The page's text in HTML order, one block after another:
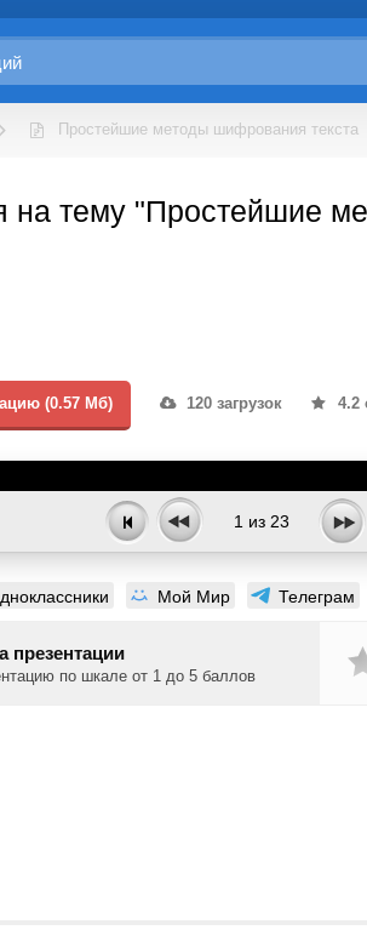
Простейшие методы шифрования текста
на тему "Простейшие
(0.57 Мб) 120 загрузок 4.2
1 из 23
Мой Мир Телеграм
презентации
по шкале от 1 до 5 баллов